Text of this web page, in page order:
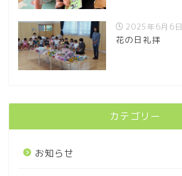
2025年6月6日
花の日礼拝
カテゴリー
お知らせ